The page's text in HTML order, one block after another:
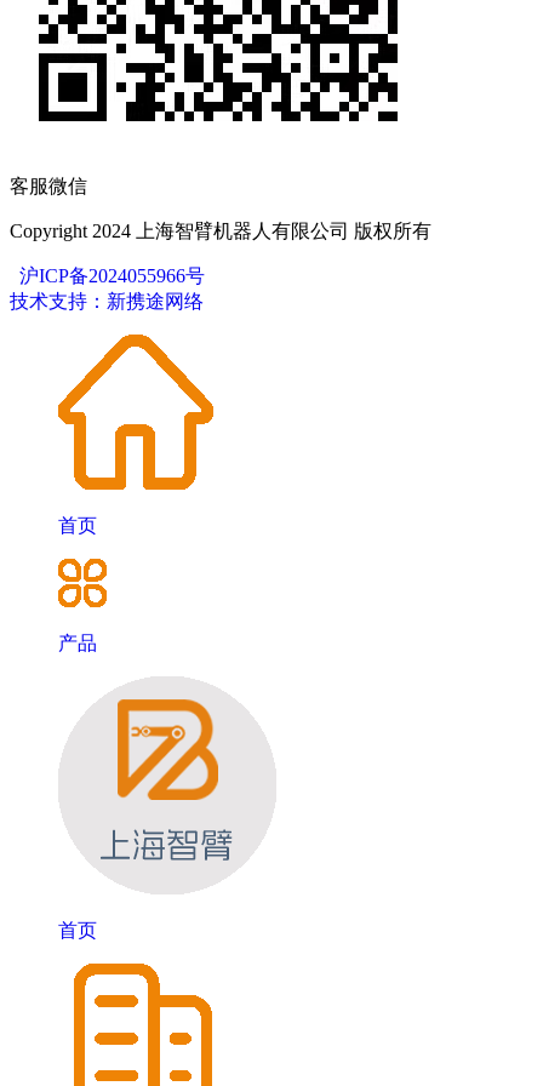
客服微信
Copyright 2024 上海智臂机器人有限公司 版权所有
沪ICP备2024055966号
技术支持：新携途网络
首页
产品
首页